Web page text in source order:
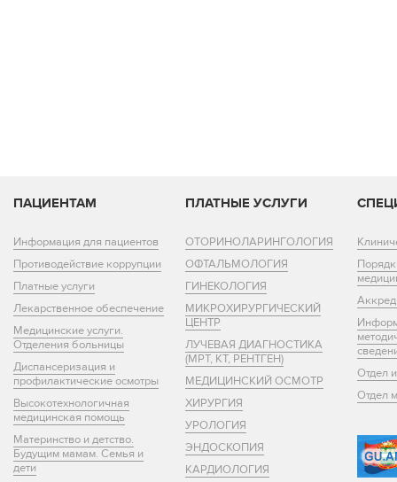
ПАЦИЕНТАМ
Информация для пациентов
Противодействие коррупции
Платные услуги
Лекарственное обеспечение
Медицинские услуги.
Отделения больницы
Диспансеризация и
профилактические осмотры
Высокотехнологичная
медицинская помощь
Материнство и детство.
Будущим мамам. Семья и
дети
ПЛАТНЫЕ УСЛУГИ
ОТОРИНОЛАРИНГОЛОГИЯ
ОФТАЛЬМОЛОГИЯ
ГИНЕКОЛОГИЯ
МИКРОХИРУРГИЧЕСКИЙ
ЦЕНТР
ЛУЧЕВАЯ ДИАГНОСТИКА
(МРТ, КТ, РЕНТГЕН)
МЕДИЦИНСКИЙ ОСМОТР
ХИРУРГИЯ
УРОЛОГИЯ
ЭНДОСКОПИЯ
КАРДИОЛОГИЯ
Отдел
Отдел